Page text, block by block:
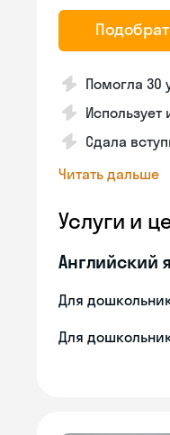
Помогла 30
Сдала
Читать дальше
Услуги и
Английский
Для
Для